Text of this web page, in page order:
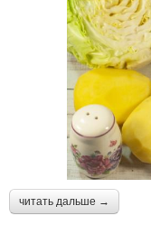
читать дальше →